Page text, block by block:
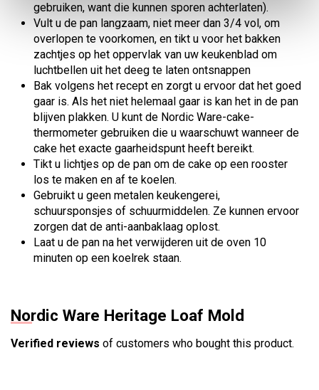
gebruiken, want die kunnen sporen achterlaten).
Vult u de pan langzaam, niet meer dan 3/4 vol, om
overlopen te voorkomen, en tikt u voor het bakken
zachtjes op het oppervlak van uw keukenblad om
luchtbellen uit het deeg te laten ontsnappen
Bak volgens het recept en zorgt u ervoor dat het goed
gaar is. Als het niet helemaal gaar is kan het in de pan
blijven plakken. U kunt de Nordic Ware-cake-
thermometer gebruiken die u waarschuwt wanneer de
cake het exacte gaarheidspunt heeft bereikt.
Tikt u lichtjes op de pan om de cake op een rooster
los te maken en af ​​te koelen.
Gebruikt u geen metalen keukengerei,
schuursponsjes of schuurmiddelen. Ze kunnen ervoor
zorgen dat de anti-aanbaklaag oplost.
Laat u de pan na het verwijderen uit de oven 10
minuten op een koelrek staan.
Nordic Ware Heritage Loaf Mold
Verified reviews of customers who bought this product.